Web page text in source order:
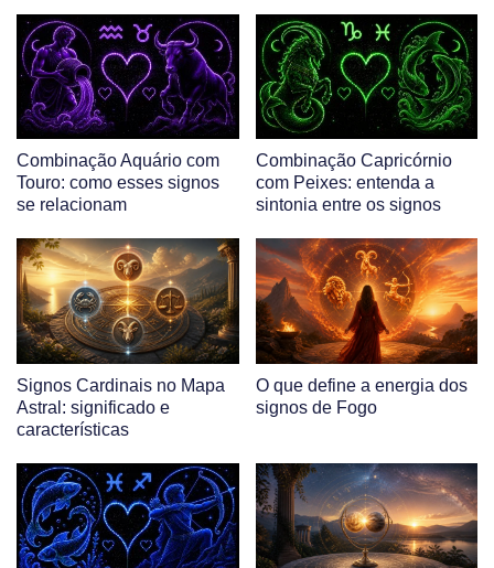
Combinação Aquário com
Touro: como esses signos
se relacionam
Combinação Capricórnio
com Peixes: entenda a
sintonia entre os signos
Signos Cardinais no Mapa
Astral: significado e
características
O que define a energia dos
signos de Fogo